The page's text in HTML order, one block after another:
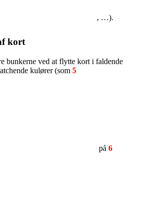
, …).
kort
bunkerne ved at flytte kort i faldende
kulører (som 5
på 6